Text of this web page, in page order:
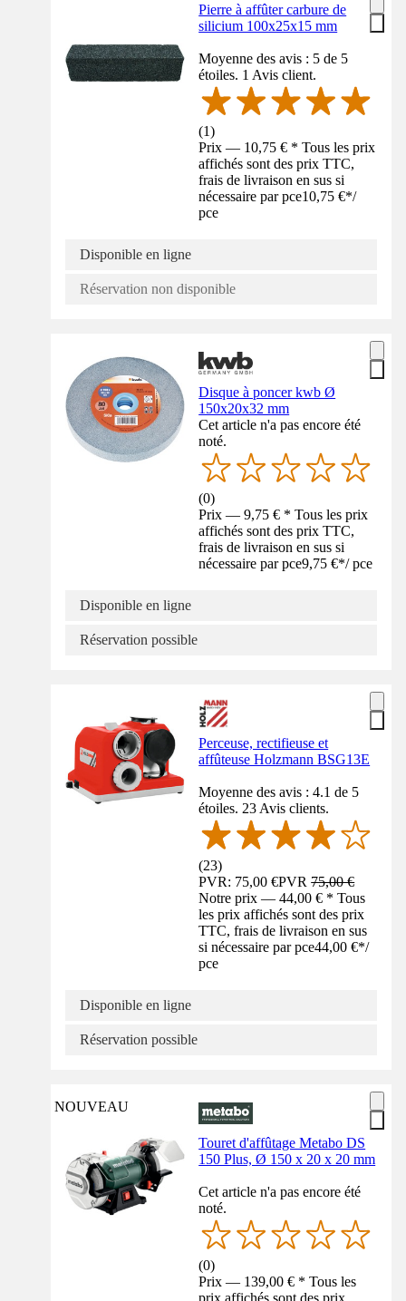
Pierre à affûter carbure de
silicium 100x25x15 mm
Moyenne des avis : 5 de 5
étoiles. 1 Avis client.
(1)
Prix — 10,75 € * Tous les prix
affichés sont des prix TTC,
frais de livraison en sus si
nécessaire par pce10,75 €*/
pce
Disponible en ligne
Réservation non disponible
Disque à poncer kwb Ø
150x20x32 mm
Cet article n'a pas encore été
noté.
(0)
Prix — 9,75 € * Tous les prix
affichés sont des prix TTC,
frais de livraison en sus si
nécessaire par pce9,75 €*/ pce
Disponible en ligne
Réservation possible
Perceuse, rectifieuse et
affûteuse Holzmann BSG13E
Moyenne des avis : 4.1 de 5
étoiles. 23 Avis clients.
(23)
PVR: 75,00 €PVR75,00 €
Notre prix — 44,00 € * Tous
les prix affichés sont des prix
TTC, frais de livraison en sus
si nécessaire par pce44,00 €*/
pce
Disponible en ligne
Réservation possible
NOUVEAU
Touret d'affûtage Metabo DS
150 Plus, Ø 150 x 20 x 20 mm
Cet article n'a pas encore été
noté.
(0)
Prix — 139,00 € * Tous les
prix affichés sont des prix